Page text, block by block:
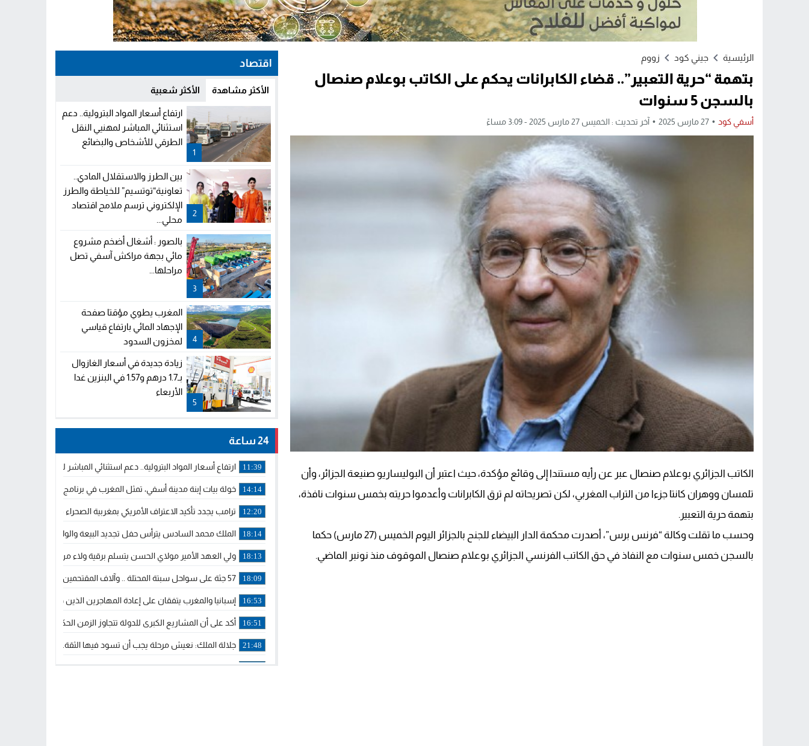
الرئيسية جيني كود زووم
بتهمة “حرية التعبير”.. قضاء الكابرانات يحكم على الكاتب بوعلام صنصال
بالسجن 5 سنوات
أسفي كود 27 مارس 2025 آخر تحديث : الخميس 27 مارس 2025 - 3:09 مساءً
الكاتب الجزائري بوعلام صنصال عبر عن رأيه مستندا إلى وقائع مؤكدة، حيث اعتبر أن البوليساريو صنيعة الجزائر، وأن
تلمسان ووهران كانتا جزءا من التراب المغربي، لكن تصريحاته لم ترق الكابرانات وأعدموا حريته بخمس سنوات نافذة،
بتهمة حرية التعبير.
وحسب ما تقلت وكالة “فرنس برس”، أصدرت محكمة الدار البيضاء للجنح بالجزائر اليوم الخميس (27 مارس) حكما
بالسجن خمس سنوات مع النفاذ في حق الكاتب الفرنسي الجزائري بوعلام صنصال الموقوف منذ نونبر الماضي.
اقتصاد
الأكثر مشاهدة الأكثر شعبية
1
ارتفاع أسعار المواد البترولية.. دعم
استثنائي المباشر لمهنيي النقل
الطرقي للأشخاص والبضائع
2
بين الطرز والاستقلال المادي..
تعاونية“توتسيم” للخياطة والطرز
الإلكتروني ترسم ملامح اقتصاد
محلي...
3
بالصور : أشغال أضخم مشروع
مائي بجهة مراكش آسفي تصل
مراحلها...
4
المغرب يطوي مؤقتا صفحة
الإجهاد المائي بارتفاع قياسي
لمخزون السدود
5
زيادة جديدة في أسعار الغازوال
بـ1.7 درهم و1.57 في البنزين غدا
الأربعاء
24 ساعة
11:39 ارتفاع أسعار المواد البترولية.. دعم استثنائي المباشر لمهنيي النقل
14:14 خولة بيات إبنة مدينة أسفي، تمثل المغرب في برنامج مدرب ركوب
12:20 ترامب يجدد تأكيد الاعتراف الأمريكي بمغربية الصحراء في برقية إلى الملك
18:14 الملك محمد السادس يترأس حفل تجديد البيعة والولاء في قصر
18:13 ولي العهد الأمير مولاي الحسن يتسلم برقية ولاء من القوات المسلحة
18:09 57 جثة على سواحل سبتة المحتلة .. وآلاف المقتحمين يعودون إلى المغرب
16:53 إسبانيا والمغرب يتفقان على إعادة المهاجرين الذين دخلوا سبتة المحتلة
16:51 أكد على أن المشاريع الكبرى للدولة تتجاوز الزمن الحكومي..
21:48 جلالة الملك: نعيش مرحلة يجب أن تسود فيها الثقة.. والاستقرار